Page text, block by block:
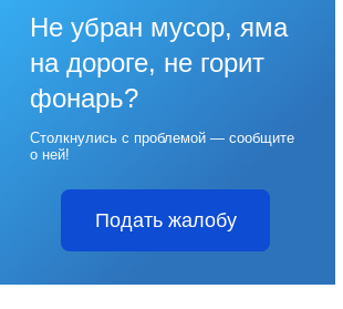
Не убран мусор, яма
на дороге, не горит
фонарь?
Столкнулись с проблемой — сообщите
о ней!
Подать жалобу